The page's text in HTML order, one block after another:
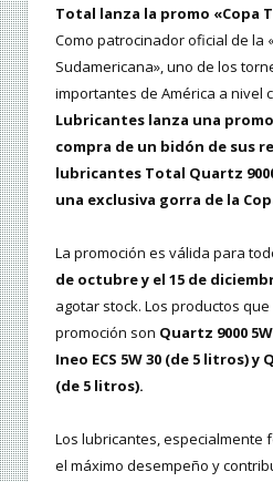
Total lanza la promo «Copa
Como patrocinador oficial de la
Sudamericana», uno de los
importantes de América a nivel
Lubricantes lanza una
compra de un bidón de sus
lubricantes Total Quartz
una exclusiva gorra de la
La promoción es válida para
de octubre y el 15 de
agotar stock. Los productos
promoción son Quartz 9000
Ineo ECS 5W 30 (de 5 litros) y
(de 5 litros).
Los lubricantes,
el máximo desempeño y